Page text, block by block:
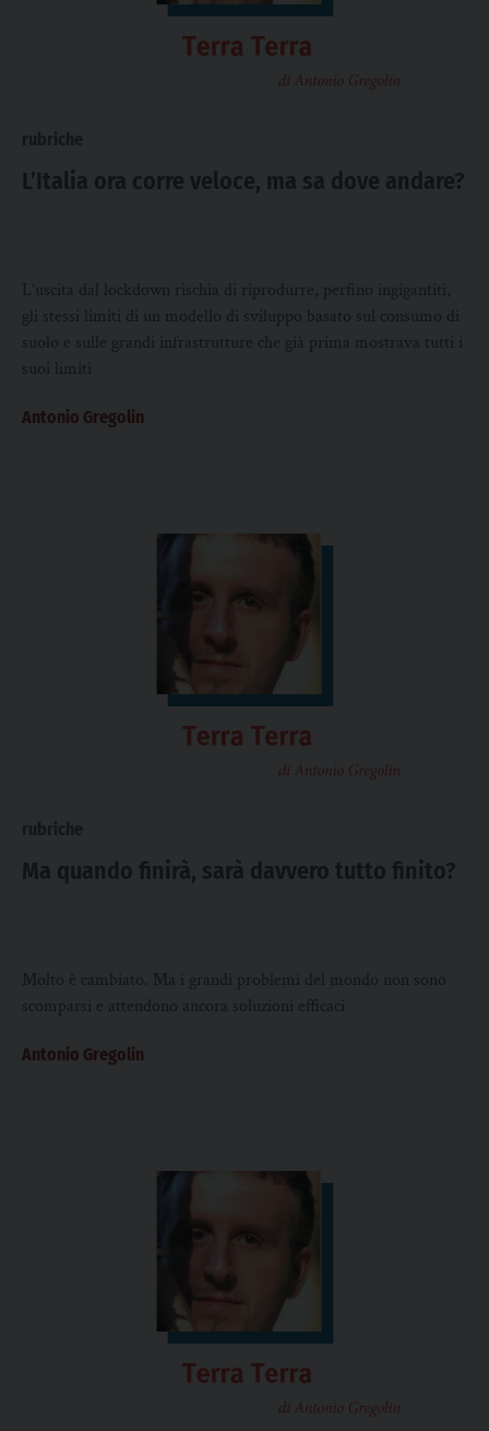
L’Italia ora corre veloce, ma sa dove andare?
L’uscita dal lockdown rischia di riprodurre, perfino ingigantiti,
gli stessi limiti di un modello di sviluppo basato sul consumo di
suolo e sulle grandi infrastrutture che già prima mostrava tutti i
suoi limiti
Antonio Gregolin
Ma quando finirà, sarà davvero tutto finito?
Molto è cambiato. Ma i grandi problemi del mondo non sono
scomparsi e attendono ancora soluzioni efficaci
Antonio Gregolin